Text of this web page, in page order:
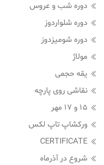
دوره شب و عروس
دوره شلواردوز
دوره شومیزدوز
مولاژ
یقه حجمی
نقاشی روی پارچه
15 و 17 مهر
ورکشاپ تاپ لکس
CERTIFICATE
شروع در آذرماه